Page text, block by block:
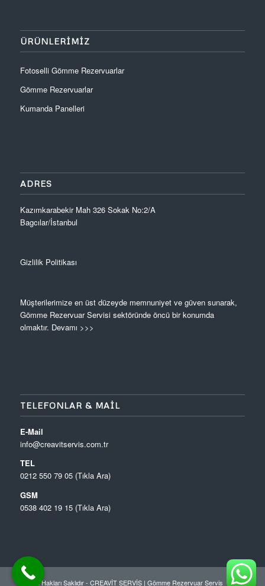
ÜRÜNLERIMIZ
Fotoselli Gömme Rezervuarlar
Gömme Rezervuarlar
Kumanda Panelleri
ADRES
Kazımkarabekir Mah 326 Sokak No:2/A
Bagcılar/İstanbul
Gizlilik Politikası
Müşterilerimize en üst düzeyde memnuniyet ve güven sunarak,
Gömme Rezervuar Servisi sektöründe öncü bir konumda
olmaktır. Devamı >>>
TELEFONLAR & MAIL
E-Mail
info@creavitservis.com.tr
TEL
0212 550 79 05 (Tıkla Ara)
GSM
0538 402 19 15 (Tıkla Ara)
© Tüm Hakları Saklıdır - CREAVİT SERVİS | Gömme Rezervuar Servis